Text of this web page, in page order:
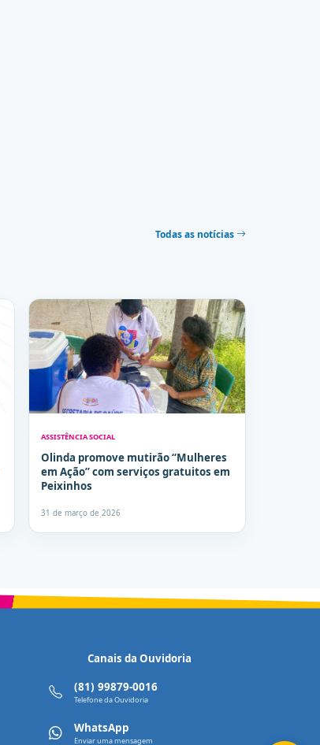
Todas as notícias
ASSISTÊNCIA SOCIAL
Olinda promove mutirão “Mulheres
em Ação” com serviços gratuitos em
Peixinhos
31 de março de 2026
Canais da Ouvidoria
(81) 99879-0016
Telefone da Ouvidoria
WhatsApp
Enviar uma mensagem